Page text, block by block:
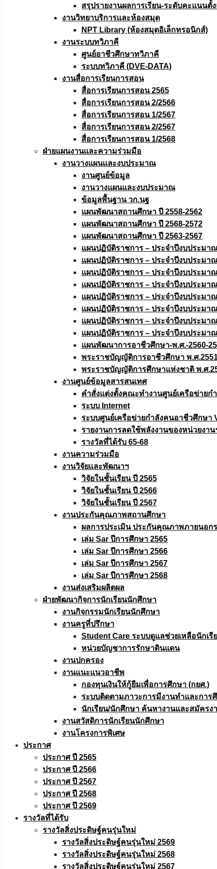
สรุปรายงานผลการเรียน-ระดับคะแนนตั้
งานวิทยาบริการเเละห้องสมุด
NPT Library (ห้องสมุดอิเล็กทรอนิกส์)
งานระบบทวิภาคี
ศูนย์อาชีวศึกษาทวิภาคี
ระบบทวิภาคี (DVE-DATA)
งานสื่อการเรียนการสอน
สื่อการเรียนการสอน 2565
สื่อการเรียนการสอน 2/2566
สื่อการเรียนการสอน 1/2567
สื่อการเรียนการสอน 2/2567
สื่อการเรียนการสอน 1/2568
ฝ่ายแผนงานเเละความร่วมมือ
งานวางแผนเเละงบประมาณ
งานศูนย์ข้อมูล
งานวางแผนและงบประมาณ
ข้อมูลพื้นฐาน วก.นฐ
แผนพัฒนาสถานศึกษา ปี 2558-2562
แผนพัฒนาสถานศึกษา ปี 2568-2572
แผนพัฒนาสถานศึกษา ปี 2563-2567
แผนปฏิบัติราชการ – ประจำปีงบประมา
แผนปฏิบัติราชการ – ประจำปีงบประมา
แผนปฏิบัติราชการ – ประจำปีงบประมา
แผนปฏิบัติราชการ – ประจำปีงบประมา
แผนปฏิบัติราชการ – ประจำปีงบประมา
แผนปฏิบัติราชการ – ประจำปีงบประมา
แผนปฏิบัติราชการ – ประจำปีงบประมา
แผนปฏิบัติราชการ – ประจำปีงบประมา
แผนพัฒนาการอาชีวศึกษา-พ.ศ.-2560-
พระราชบัญญัติการอาชีวศึกษา พ.ศ
พระราชบัญญัติการศึกษาแห่งชาติ พ.ศ
งานศูนย์ข้อมูลสารสนเทศ
คำสั่งแต่งตั้งคณะทำงานศูนย์เครือข่าย
ระบบ Internet
ระบบศูนย์เครือข่ายกำลังคนอาชีวศึกษา
รายงานการลดใช้พลังงานของหน่วยงา
รางวัลที่ได้รับ 65-68
งานความร่วมมือ
งานวิจัยเเละพัฒนาฯ
วิจัยในชั้นเรียน ปี 2565
วิจัยในชั้นเรียน ปี 2566
วิจัยในชั้นเรียน ปี 2567
งานประกันคุณภาพสถานศึกษา
ผลการประเมิน ประกันคุณภาพภายนอก
เล่ม Sar ปีการศึกษา 2565
เล่ม Sar ปีการศึกษา 2566
เล่ม Sar ปีการศึกษา 2567
เล่ม Sar ปีการศึกษา 2568
งานส่งเสริมผลิตผล
ฝ่ายพัฒนากิจการนักเรียนนักศึกษา
งานกิจกรรมนักเรียนนักศึกษา
งานครูที่ปรึกษา
Student Care ระบบดูแลช่วยเหลือนักเรี
หน่วยบัญชาการรักษาดินแดน
งานปกครอง
งานแนะแนวอาชีพ
กองทุนเงินให้กู้ยืมเพื่อการศึกษา (กยศ.)
ระบบติดตามภาวะการมีงานทำและการ
นักเรียน/นักศึกษา ค้นหางานและสมัครง
งานสวัสดิการนักเรียนนักศึกษา
งานโครงการพิเศษ
ประกาศ
ประกาศ ปี 2565
ประกาศ ปี 2566
ประกาศ ปี 2567
ประกาศ ปี 2568
ประกาศ ปี 2569
รางวัลที่ได้รับ
รางวัลสิ่งประดิษฐ์คนรุ่นใหม่
รางวัลสิ่งประดิษฐ์คนรุ่นใหม่ 2569
รางวัลสิ่งประดิษฐ์คนรุ่นใหม่ 2568
รางวัลสิ่งประดิษฐ์คนรุ่นใหม่ 2567